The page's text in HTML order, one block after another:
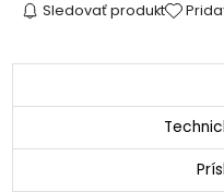
Sledovať produkt